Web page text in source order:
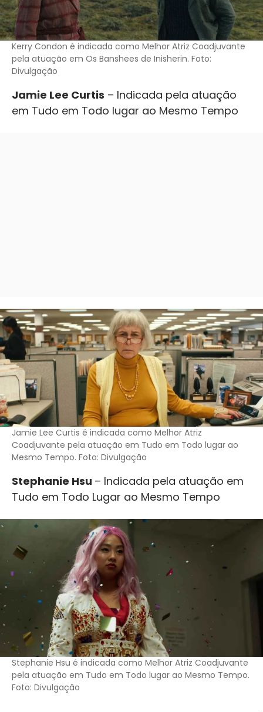
Kerry Condon é indicada como Melhor Atriz Coadjuvante
pela atuação em Os Banshees de Inisherin. Foto:
Divulgação
Jamie Lee Curtis – Indicada pela atuação
em Tudo em Todo lugar ao Mesmo Tempo
Jamie Lee Curtis é indicada como Melhor Atriz
Coadjuvante pela atuação em Tudo em Todo lugar ao
Mesmo Tempo. Foto: Divulgação
Stephanie Hsu – Indicada pela atuação em
Tudo em Todo Lugar ao Mesmo Tempo
Stephanie Hsu é indicada como Melhor Atriz Coadjuvante
pela atuação em Tudo em Todo lugar ao Mesmo Tempo.
Foto: Divulgação